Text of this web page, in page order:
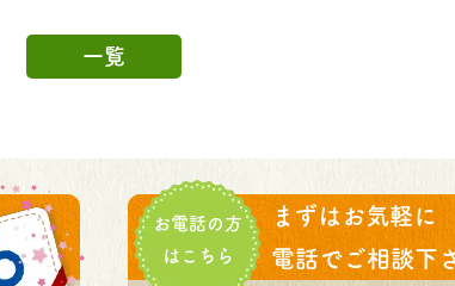
一覧
お電話の方
はこちら
まずはお気軽に
電話でご相談下